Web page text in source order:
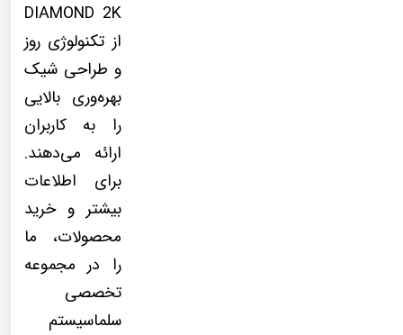
DIAMOND 2K
از تکنولوژی روز
و طراحی شیک
بهره‌وری بالایی
را به کاربران
ارائه می‌دهند.
برای اطلاعات
بیشتر و خرید
محصولات، ما
را در مجموعه
تخصصی
سلماسیستم